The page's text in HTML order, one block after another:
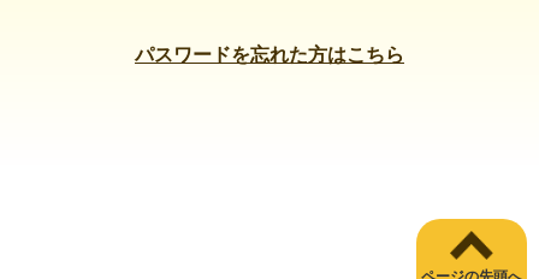
パスワードを忘れた方はこちら